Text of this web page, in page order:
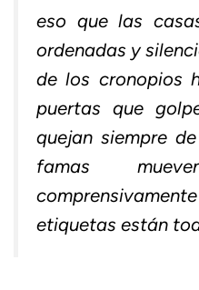
eso que las
ordenadas y
de los cronopios
puertas que
quejan siempre
famas
etiquetas están